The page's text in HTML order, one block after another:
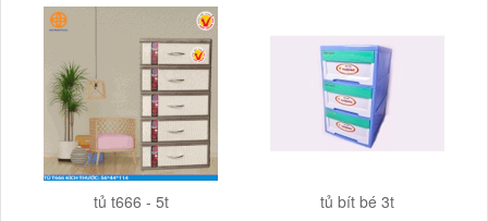
tủ t666 - 5t
tủ bít bé 3t